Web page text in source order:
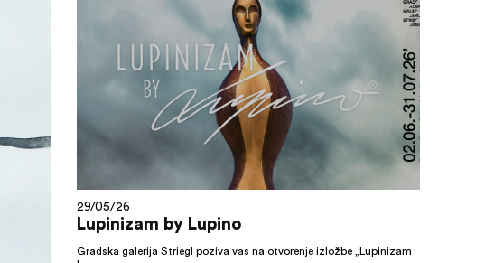
29/05/26
Lupinizam by Lupino
Gradska galerija Striegl poziva vas na otvorenje izložbe „Lupinizam